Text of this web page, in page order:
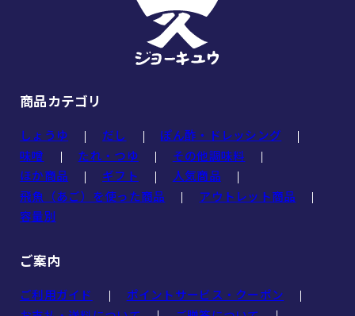
商品カテゴリ
しょうゆ だし
ぽん酢・ドレッシング
味噌
たれ・つゆ
その他調味料
ほか商品
ギフト
人気商品
飛魚（あご）を使った商品
アウトレット商品
容量別
ご案内
ご利用ガイド
ポイントサービス・クーポン